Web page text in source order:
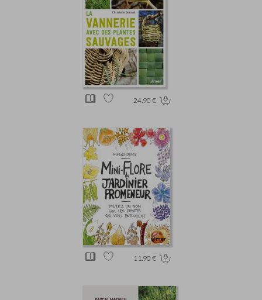
24.90 €
11.90 €